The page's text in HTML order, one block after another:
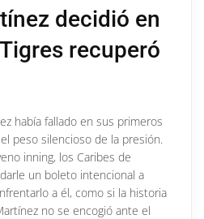
decidió en
recuperó
había fallado en sus primeros
peso silencioso de la presión.
inning, los Caribes de
un boleto intencional a
a él, como si la historia
no se encogió ante el